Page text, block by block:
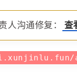
人沟通修复： 查